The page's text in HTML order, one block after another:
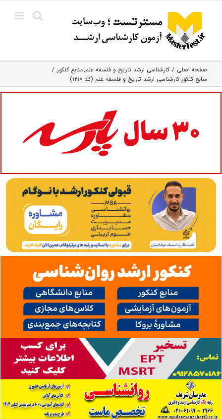
content
صفحه اصلی کارشناسی ارشد تاریخ و فلسفه علم منابع کنکور
منابع کنکور کارشناسی ارشد تاریخ و فلسفه علم (کد ۱۲۱۸)